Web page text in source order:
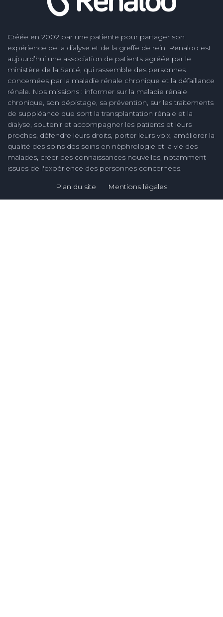
Créée en 2002 par une patiente pour partager son
expérience de la dialyse et de la greffe de rein, Renaloo est
aujourd’hui une association de patients agréée par le
ministère de la Santé, qui rassemble des personnes
concernées par la maladie rénale chronique et la défaillance
rénale. Nos missions : informer sur la maladie rénale
chronique, son dépistage, sa prévention, sur les traitements
de suppléance que sont la transplantation rénale et la
dialyse, soutenir et accompagner les patients et leurs
proches, défendre leurs droits, porter leurs voix, améliorer la
qualité des soins des soins en néphrologie et la vie des
malades, créer des connaissances nouvelles, notamment
issues de l'expérience des personnes concernées.
Plan du site Mentions légales